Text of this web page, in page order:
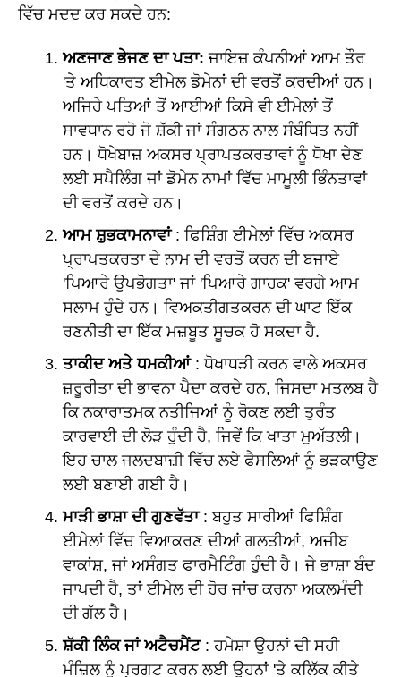
ਵਿੱਚ ਮਦਦ ਕਰ ਸਕਦੇ ਹਨ:
ਅਣਜਾਣ ਭੇਜਣ ਦਾ ਪਤਾ: ਜਾਇਜ਼ ਕੰਪਨੀਆਂ ਆਮ ਤੌਰ
'ਤੇ ਅਧਿਕਾਰਤ ਈਮੇਲ ਡੋਮੇਨਾਂ ਦੀ ਵਰਤੋਂ ਕਰਦੀਆਂ ਹਨ।
ਅਜਿਹੇ ਪਤਿਆਂ ਤੋਂ ਆਈਆਂ ਕਿਸੇ ਵੀ ਈਮੇਲਾਂ ਤੋਂ
ਸਾਵਧਾਨ ਰਹੋ ਜੋ ਸ਼ੱਕੀ ਜਾਂ ਸੰਗਠਨ ਨਾਲ ਸੰਬੰਧਿਤ ਨਹੀਂ
ਹਨ। ਧੋਖੇਬਾਜ਼ ਅਕਸਰ ਪ੍ਰਾਪਤਕਰਤਾਵਾਂ ਨੂੰ ਧੋਖਾ ਦੇਣ
ਲਈ ਸਪੈਲਿੰਗ ਜਾਂ ਡੋਮੇਨ ਨਾਮਾਂ ਵਿੱਚ ਮਾਮੂਲੀ ਭਿੰਨਤਾਵਾਂ
ਦੀ ਵਰਤੋਂ ਕਰਦੇ ਹਨ।
ਆਮ ਸ਼ੁਭਕਾਮਨਾਵਾਂ: ਫਿਸ਼ਿੰਗ ਈਮੇਲਾਂ ਵਿੱਚ ਅਕਸਰ
ਪ੍ਰਾਪਤਕਰਤਾ ਦੇ ਨਾਮ ਦੀ ਵਰਤੋਂ ਕਰਨ ਦੀ ਬਜਾਏ
'ਪਿਆਰੇ ਉਪਭੋਗਤਾ' ਜਾਂ 'ਪਿਆਰੇ ਗਾਹਕ' ਵਰਗੇ ਆਮ
ਸਲਾਮ ਹੁੰਦੇ ਹਨ। ਵਿਅਕਤੀਗਤਕਰਨ ਦੀ ਘਾਟ ਇੱਕ
ਰਣਨੀਤੀ ਦਾ ਇੱਕ ਮਜ਼ਬੂਤ ਸੂਚਕ ਹੋ ਸਕਦਾ ਹੈ.
ਤਾਕੀਦ ਅਤੇ ਧਮਕੀਆਂ: ਧੋਖਾਧੜੀ ਕਰਨ ਵਾਲੇ ਅਕਸਰ
ਜ਼ਰੂਰੀਤਾ ਦੀ ਭਾਵਨਾ ਪੈਦਾ ਕਰਦੇ ਹਨ, ਜਿਸਦਾ ਮਤਲਬ ਹੈ
ਕਿ ਨਕਾਰਾਤਮਕ ਨਤੀਜਿਆਂ ਨੂੰ ਰੋਕਣ ਲਈ ਤੁਰੰਤ
ਕਾਰਵਾਈ ਦੀ ਲੋੜ ਹੁੰਦੀ ਹੈ, ਜਿਵੇਂ ਕਿ ਖਾਤਾ ਮੁਅੱਤਲੀ।
ਇਹ ਚਾਲ ਜਲਦਬਾਜ਼ੀ ਵਿੱਚ ਲਏ ਫੈਸਲਿਆਂ ਨੂੰ ਭੜਕਾਉਣ
ਲਈ ਬਣਾਈ ਗਈ ਹੈ।
ਮਾੜੀ ਭਾਸ਼ਾ ਦੀ ਗੁਣਵੱਤਾ: ਬਹੁਤ ਸਾਰੀਆਂ ਫਿਸ਼ਿੰਗ
ਈਮੇਲਾਂ ਵਿੱਚ ਵਿਆਕਰਣ ਦੀਆਂ ਗਲਤੀਆਂ, ਅਜੀਬ
ਵਾਕਾਂਸ਼, ਜਾਂ ਅਸੰਗਤ ਫਾਰਮੈਟਿੰਗ ਹੁੰਦੀ ਹੈ। ਜੇ ਭਾਸ਼ਾ ਬੰਦ
ਜਾਪਦੀ ਹੈ, ਤਾਂ ਈਮੇਲ ਦੀ ਹੋਰ ਜਾਂਚ ਕਰਨਾ ਅਕਲਮੰਦੀ
ਦੀ ਗੱਲ ਹੈ।
ਸ਼ੱਕੀ ਲਿੰਕ ਜਾਂ ਅਟੈਚਮੈਂਟ: ਹਮੇਸ਼ਾ ਉਹਨਾਂ ਦੀ ਸਹੀ
ਮੰਜ਼ਿਲ ਨੂੰ ਪ੍ਰਗਟ ਕਰਨ ਲਈ ਉਹਨਾਂ 'ਤੇ ਕਲਿੱਕ ਕੀਤੇ